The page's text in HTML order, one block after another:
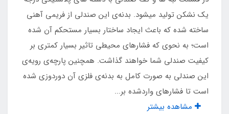
دارد
پلاستیک تعادل زیر پایه ها
دارد
مناسب تا وزن
یک نشکن تولید میشود. بدنه‌ی این صندلی از فریمی آهنی
ساخته شده که باعث ایجاد ساختار بسیار مستحکم آن شده
است؛ به نحوی که فشارهای محیطی تاثیر بسیار کمتری بر
کیفیت صندلی شما خواهند گذاشت. همچنین پارچه‌ی رویه‌ی
این صندلی به صورت کامل به بدنه‌ی فلزی آن دوردوزی شده
است تا فشارهای واردشده بر...
مشاهده بیشتر